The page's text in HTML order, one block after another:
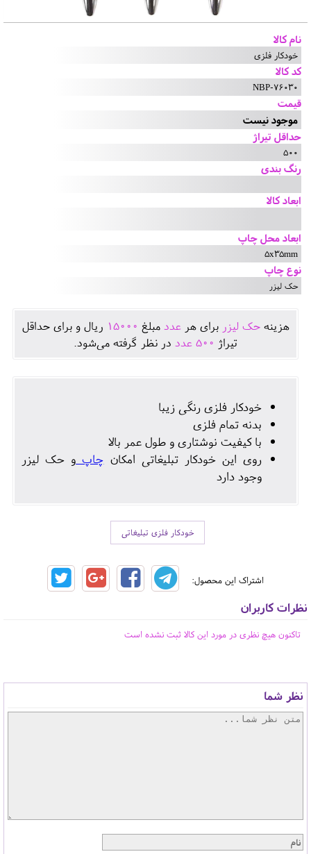
نام کالا
خودکار فلزی
کد کالا
NBP-76030
قیمت
موجود نیست
حداقل تیراژ
500
رنگ بندی
ابعاد کالا
ابعاد محل چاپ
5x35mm
نوع چاپ
حک لیزر
هزينهحک لیزر برای هرعدد مبلغ 15000 ريال و برای حداقل
تيراژ 500 عدد در نظر گرفته می‌شود.
خودکار فلزی رنگی زیبا
بدنه تمام فلزی
با کیفیت نوشتاری و طول عمر بالا
روی این خودکار تبلیغاتی امکان چاپ و حک لیزر
وجود دارد
خودکار فلزی تبلیغاتی
اشتراک این محصول:
نظرات کاربران
تاکنون هیچ نظری در مورد این کالا ثبت نشده است
نظر شما